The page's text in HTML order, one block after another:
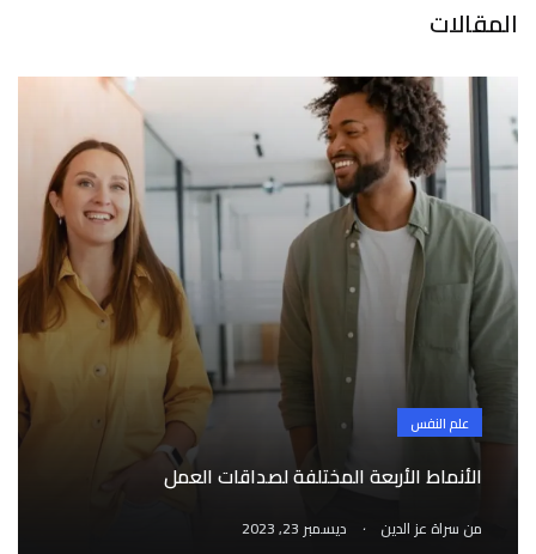
المقالات
علم النفس
الأنماط الأربعة المختلفة لصداقات العمل
من سراة عز الدين . ديسمبر 23, 2023